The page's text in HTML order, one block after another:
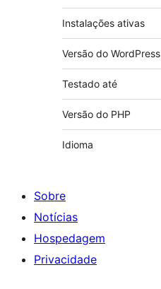
Instalações ativas
Versão do WordPress
Testado até
Versão do PHP
Idioma
Sobre
Notícias
Hospedagem
Privacidade